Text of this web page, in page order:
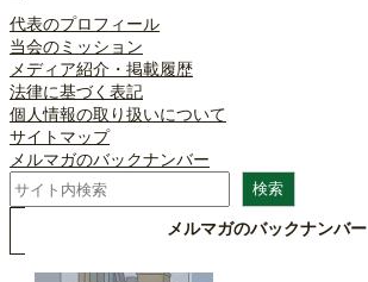
代表のプロフィール
当会のミッション
メディア紹介・掲載履歴
法律に基づく表記
個人情報の取り扱いについて
サイトマップ
メルマガのバックナンバー
検
索
検索
メルマガのバックナンバー